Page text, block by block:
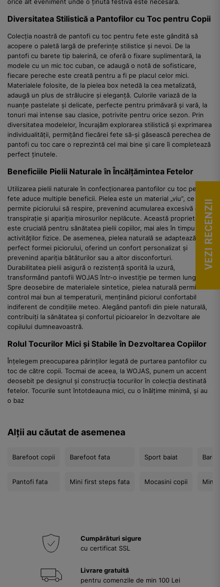
orice alt eveniment unde o ținută festivă este necesară.
Diversitatea Stilistică a Pantofilor cu Toc pentru Copii
Colecția noastră de pantofi cu toc pentru fete este gândită să
acopere o paletă largă de preferințe stilistice și nevoi. De la
pantofi cu barete tip balerină, ce oferă o fixare suplimentară, la
modele cu un mic toc cuban, ce adaugă o notă de sofisticare,
fiecare pereche este creată pentru a fi pe placul celor mici.
Materialele folosite, de la pielea box netedă la cea metalizată,
adaugă un plus de strălucire și eleganță. Culorile variază de la
nuanțe pastelate și delicate, perfecte pentru primăvară și vară, la
tonuri mai intense sau clasice, potrivite pentru orice sezon. Prin
diversitatea modelelor, încurajăm explorarea stilistică și exprimarea
individualității, permițând fiecărei fete să-și găsească perechea de
pantofi cu toc care o reprezintă cel mai bine și care îi completează
perfect ținutele.
Beneficiile Pielii Naturale în Încălțămintea Fetelor
Utilizarea pielii naturale în confecționarea pantofilor cu toc pentru
fete aduce multiple beneficii. Pielea este un material „viu”, ce
permite piciorului să respire, prevenind acumularea excesivă de
transpirație și apariția mirosurilor neplăcute. Această proprietate
este crucială pentru sănătatea pielii copiilor, mai ales în timpul
activităților fizice. De asemenea, pielea naturală se adaptează
perfect formei piciorului, oferind un confort personalizat și
prevenind apariția bătăturilor sau a altor disconforturi.
Durabilitatea pielii asigură o rezistență sporită la uzură,
transformând pantofii WOJAS într-o investiție pe termen lung.
Spre deosebire de materialele sintetice, pielea naturală permite un
control mai bun al temperaturii, menținând piciorul confortabil
indiferent de condițiile meteo. Alegând pantofi din piele naturală,
contribuiți la sănătatea și confortul picioarelor în dezvoltare ale
copilului dumneavoastră.
Rolul Tocurilor Mici și Stabile în Dezvoltarea Copiilor
Înțelegem preocuparea părinților legată de purtarea pantofilor cu
toc de către copii. Tocmai de aceea, la WOJAS, punem un accent
deosebit pe designul și construcția tocurilor în colecția destinată
fetelor. Tocurile sunt întotdeauna mici, cu o înălțime minimă, și au
o baz
Alții au căutat de asemenea
Barefoot copii
Pantofi fata
Barefoot fata
Mini first steps fata
Sport baiat
Mocasini copii Mini
Cumpărături sigure
cu certificat SSL
Livrare gratuită
pentru comenzile de min 100 Lei
VEZI RECENZII